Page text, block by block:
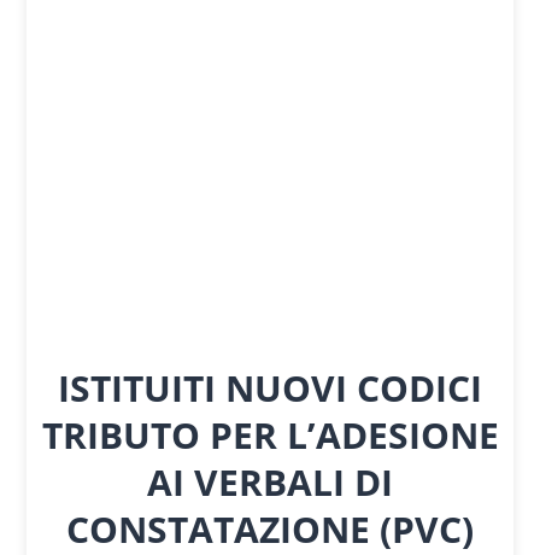
ISTITUITI NUOVI CODICI
TRIBUTO PER L’ADESIONE
AI VERBALI DI
CONSTATAZIONE (PVC)